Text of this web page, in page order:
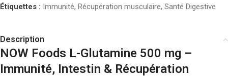
Étiquettes : Immunité, Récupération musculaire, Santé Digestive
Description
NOW Foods L-Glutamine 500 mg –
Immunité, Intestin & Récupération